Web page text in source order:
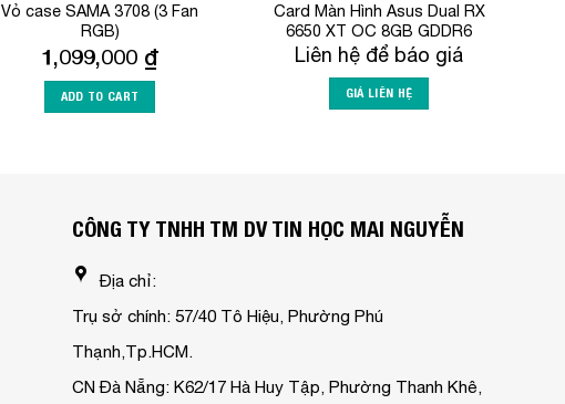
Vỏ case SAMA 3708 (3 Fan
RGB)
1,099,000 ₫
ADD TO CART
Card Màn Hình Asus Dual RX
6650 XT OC 8GB GDDR6
Liên hệ để báo giá
GIÁ LIÊN HỆ
CÔNG TY TNHH TM DV TIN HỌC MAI NGUYỄN
Địa chỉ:
Trụ sở chính: 57/40 Tô Hiệu, Phường Phú
Thạnh,Tp.HCM.
CN Đà Nẵng: K62/17 Hà Huy Tập, Phường Thanh Khê,